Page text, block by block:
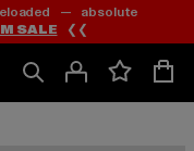
— absolute
SALE ❮❮